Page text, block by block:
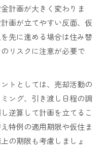
計画が大きく変わりま
画が立てやすい反面、仮
先に進める場合は住み替
リスクに注意が必要で
トとしては、売却活動の
ング、引き渡し日程の調
逆算して計画を立てるこ
特例の適用期限や仮住ま
の期限も考慮しましょ